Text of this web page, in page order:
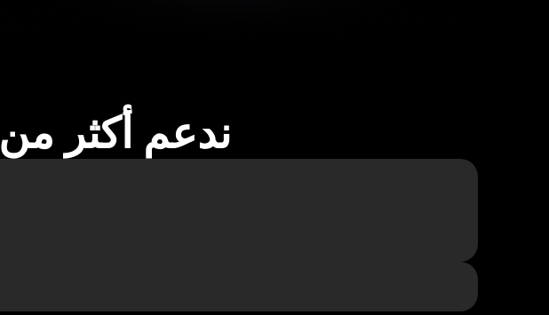
ندعم أكثر من 100 عملة مشفرة